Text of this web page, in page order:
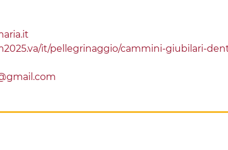
it/pellegrinaggio/cammini-giubilari-